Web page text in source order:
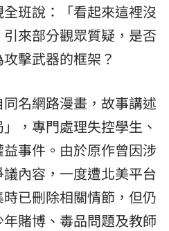
班說：「看起來這裡沒
來部分觀眾質疑，是否
擊武器的框架？
名網路漫畫，故事講述
，專門處理失控學生、
事件。由於原作曾因涉
內容，一度遭北美平台
已刪除相關情節，但仍
賭博、毒品問題及教師